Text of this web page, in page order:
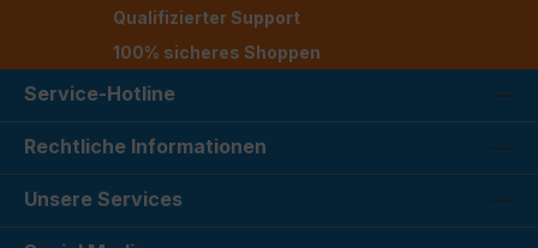
Qualifizierter Support
100% sicheres Shoppen
Service-Hotline
Rechtliche Informationen
Unsere Services